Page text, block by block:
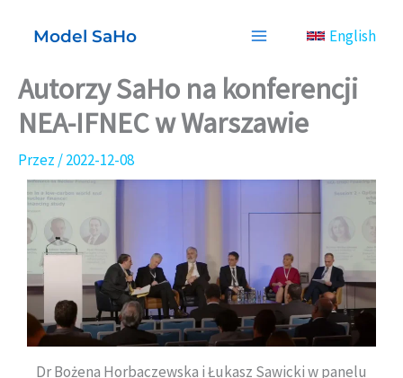
Model SaHo English
Autorzy SaHo na konferencji
NEA-IFNEC w Warszawie
Przez /2022-12-08
Dr Bożena Horbaczewska i Łukasz Sawicki w panelu